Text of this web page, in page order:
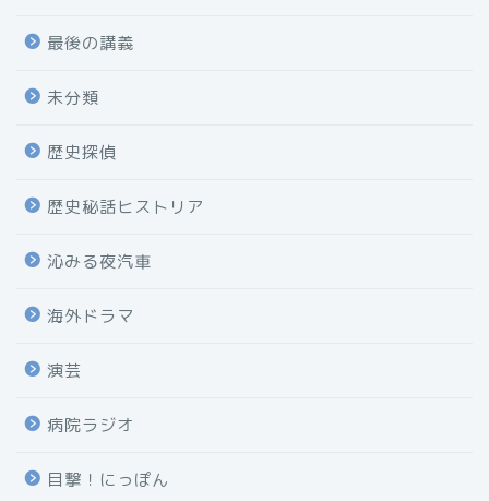
最後の講義
未分類
歴史探偵
歴史秘話ヒストリア
沁みる夜汽車
海外ドラマ
演芸
病院ラジオ
目撃！にっぽん